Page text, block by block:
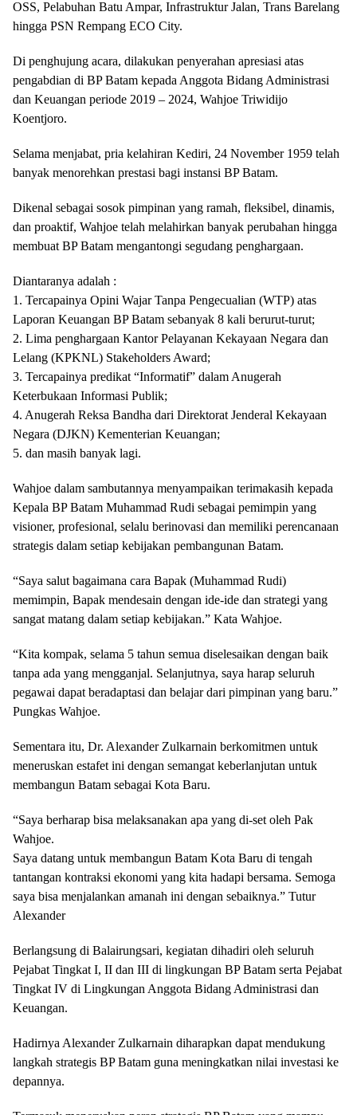
OSS, Pelabuhan Batu Ampar, Infrastruktur Jalan, Trans Barelang
hingga PSN Rempang ECO City.
Di penghujung acara, dilakukan penyerahan apresiasi atas
pengabdian di BP Batam kepada Anggota Bidang Administrasi
dan Keuangan periode 2019 – 2024, Wahjoe Triwidijo
Koentjoro.
Selama menjabat, pria kelahiran Kediri, 24 November 1959 telah
banyak menorehkan prestasi bagi instansi BP Batam.
Dikenal sebagai sosok pimpinan yang ramah, fleksibel, dinamis,
dan proaktif, Wahjoe telah melahirkan banyak perubahan hingga
membuat BP Batam mengantongi segudang penghargaan.
Diantaranya adalah :
1. Tercapainya Opini Wajar Tanpa Pengecualian (WTP) atas
Laporan Keuangan BP Batam sebanyak 8 kali berurut-turut;
2. Lima penghargaan Kantor Pelayanan Kekayaan Negara dan
Lelang (KPKNL) Stakeholders Award;
3. Tercapainya predikat “Informatif” dalam Anugerah
Keterbukaan Informasi Publik;
4. Anugerah Reksa Bandha dari Direktorat Jenderal Kekayaan
Negara (DJKN) Kementerian Keuangan;
5. dan masih banyak lagi.
Wahjoe dalam sambutannya menyampaikan terimakasih kepada
Kepala BP Batam Muhammad Rudi sebagai pemimpin yang
visioner, profesional, selalu berinovasi dan memiliki perencanaan
strategis dalam setiap kebijakan pembangunan Batam.
“Saya salut bagaimana cara Bapak (Muhammad Rudi)
memimpin, Bapak mendesain dengan ide-ide dan strategi yang
sangat matang dalam setiap kebijakan.” Kata Wahjoe.
“Kita kompak, selama 5 tahun semua diselesaikan dengan baik
tanpa ada yang mengganjal. Selanjutnya, saya harap seluruh
pegawai dapat beradaptasi dan belajar dari pimpinan yang baru.”
Pungkas Wahjoe.
Sementara itu, Dr. Alexander Zulkarnain berkomitmen untuk
meneruskan estafet ini dengan semangat keberlanjutan untuk
membangun Batam sebagai Kota Baru.
“Saya berharap bisa melaksanakan apa yang di-set oleh Pak
Wahjoe.
Saya datang untuk membangun Batam Kota Baru di tengah
tantangan kontraksi ekonomi yang kita hadapi bersama. Semoga
saya bisa menjalankan amanah ini dengan sebaiknya.” Tutur
Alexander
Berlangsung di Balairungsari, kegiatan dihadiri oleh seluruh
Pejabat Tingkat I, II dan III di lingkungan BP Batam serta Pejabat
Tingkat IV di Lingkungan Anggota Bidang Administrasi dan
Keuangan.
Hadirnya Alexander Zulkarnain diharapkan dapat mendukung
langkah strategis BP Batam guna meningkatkan nilai investasi ke
depannya.